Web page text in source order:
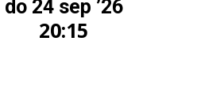
do 24 sep ’26
20:15